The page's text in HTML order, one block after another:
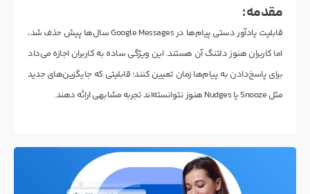
مقدمه :
قابلیت یادآور دستی پیام‌ها در Google Messages سال‌ها پیش حذف شد،
اما کاربران هنوز دلتنگ آن هستند. این ویژگی ساده به کاربران اجازه می‌داد
برای پاسخ‌دادن به پیام‌ها زمان تعیین کنند؛ قابلیتی که جایگزین‌های جدید
مثل Snooze یا Nudges هنوز نتوانسته‌اند تجربه مشابهی ارائه دهند.